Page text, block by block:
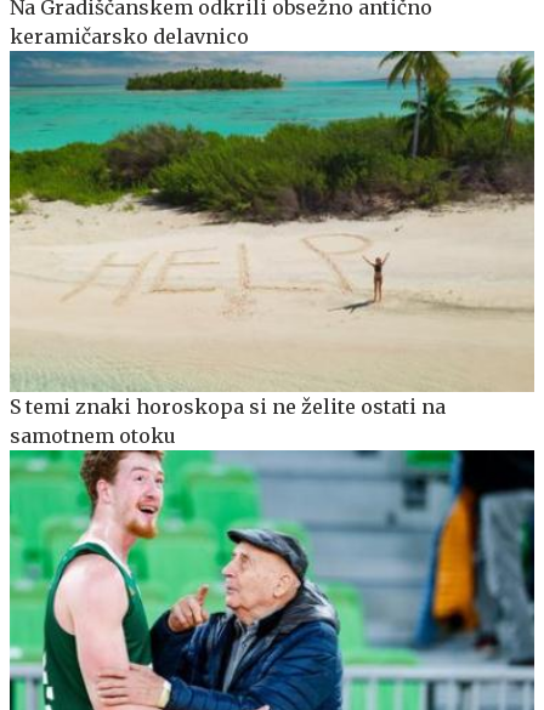
Na Gradiščanskem odkrili obsežno antično
keramičarsko delavnico
S temi znaki horoskopa si ne želite ostati na
samotnem otoku